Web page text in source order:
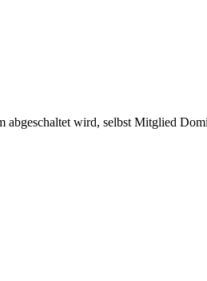
abgeschaltet wird, selbst Mitglied